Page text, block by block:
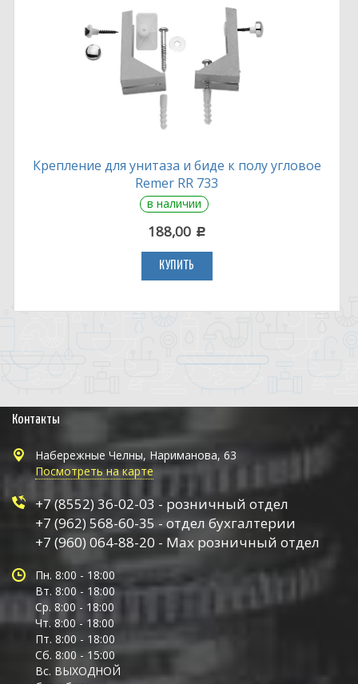
Крепление для унитаза и биде к полу угловое
Remer RR 733
в наличии
188,00 c
КУПИТЬ
Контакты
Набережные Челны, Нариманова, 63
Посмотреть на карте
+7 (8552) 36-02-03 - розничный отдел
+7 (962) 568-60-35 - отдел бухгалтерии
+7 (960) 064-88-20 - Max розничный отдел
Пн. 8:00 - 18:00
Вт. 8:00 - 18:00
Ср. 8:00 - 18:00
Чт. 8:00 - 18:00
Пт. 8:00 - 18:00
Сб. 8:00 - 15:00
Вс. ВЫХОДНОЙ